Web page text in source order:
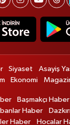
Siyaset Asayiş
Ekonomi
Başmakçı Haber
Haber
Haber Hocalar